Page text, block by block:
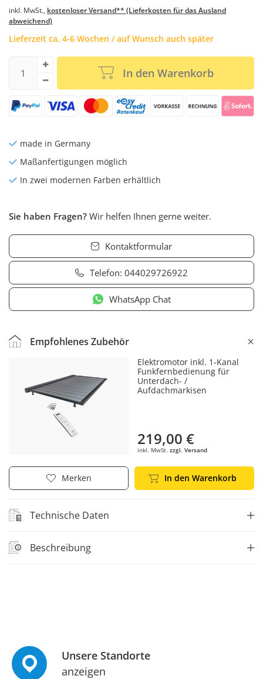
inkl. MwSt., kostenloser Versand** (Lieferkosten für das Ausland
abweichend)
Lieferzeit ca. 4-6 Wochen / auf Wunsch auch später
In den Warenkorb
made in Germany
Maßanfertigungen möglich
In zwei modernen Farben erhältlich
Sie haben Fragen? Wir helfen Ihnen gerne weiter.
Kontaktformular
Telefon: 044029726922
WhatsApp Chat
Empfohlenes Zubehör
Elektromotor inkl. 1-Kanal
Funkfernbedienung für
Unterdach- /
Aufdachmarkisen
219,00 €
inkl. MwSt. zzgl. Versand
Merken In den Warenkorb
Technische Daten
Beschreibung
Unsere Standorte
anzeigen